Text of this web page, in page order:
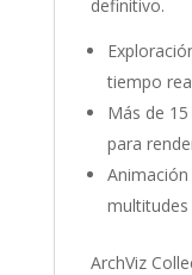
definitivo.
tiempo
Más de
para
ArchViz